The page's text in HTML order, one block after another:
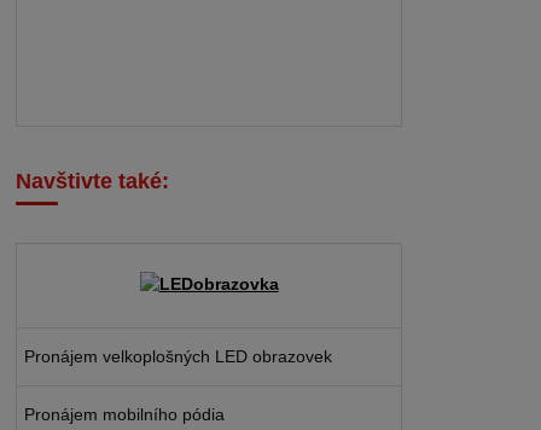
Navštivte také:
Pronájem velkoplošných LED obrazovek
Pronájem mobilního pódia